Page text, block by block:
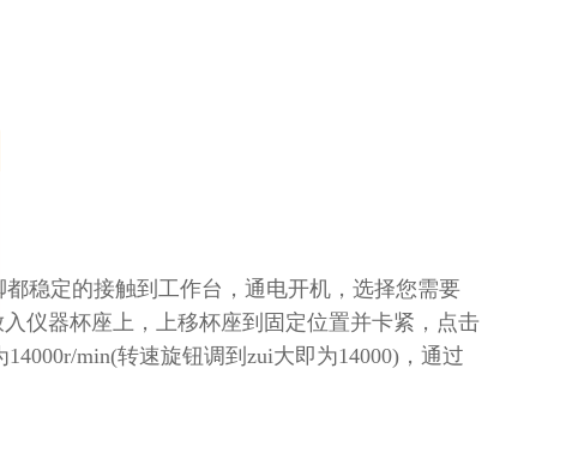
稳定的接触到工作台，通电开机，选择您需要
仪器杯座上，上移杯座到固定位置并卡紧，点击
min(转速旋钮调到zui大即为14000)，通过